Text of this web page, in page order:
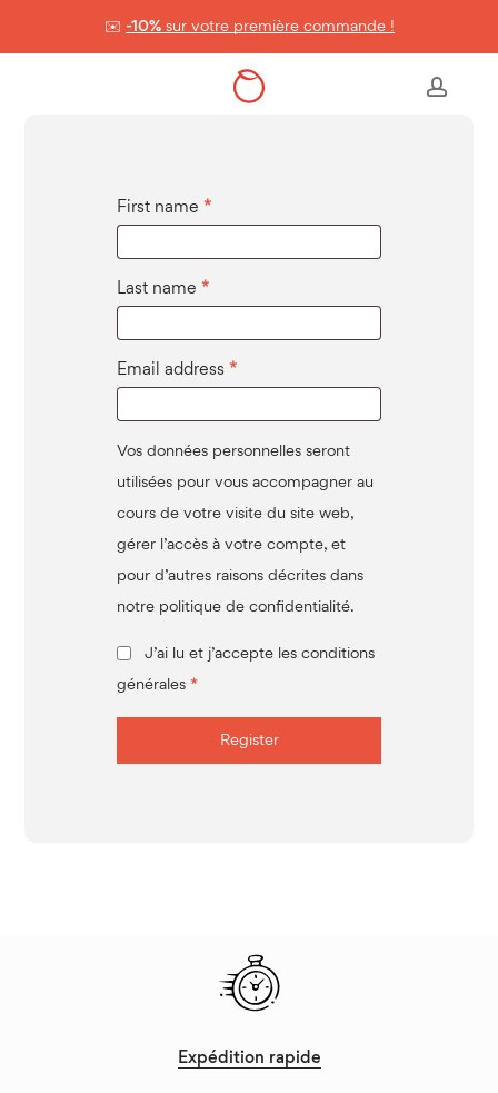
✉️ -10%sur votre première commande !
Panier
First name *
Last name *
Email address *
Vos données personnelles seront
utilisées pour vous accompagner au
cours de votre visite du site web,
gérer l’accès à votre compte, et
pour d’autres raisons décrites dans
notre politique de confidentialité.
J’ai lu et j’accepte les conditions
générales*
Expédition rapide